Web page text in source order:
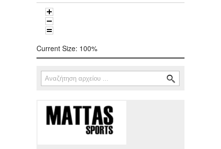
Current Size: 100%
Φόρμα αναζήτησης
Αναζήτηση